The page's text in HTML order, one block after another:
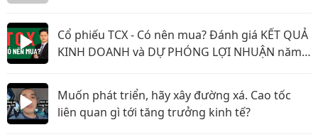
Cổ phiếu TCX - Có nên mua? Đánh giá KẾT QUẢ
KINH DOANH và DỰ PHÓNG LỢI NHUẬN năm
Muốn phát triển, hãy xây đường xá. Cao tốc
liên quan gì tới tăng trưởng kinh tế?